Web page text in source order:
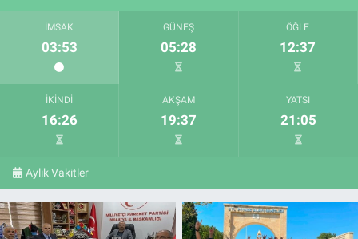
İMSAK
03:53
GÜNEŞ
05:28
ÖĞLE
12:37
İKINDI
16:26
AKŞAM
19:37
YATSI
21:05
Aylık Vakitler